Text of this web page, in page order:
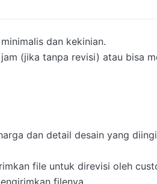
dan kekinian.
(jika tanpa revisi) atau bisa
dan detail desain yang
file untuk direvisi oleh
filenya